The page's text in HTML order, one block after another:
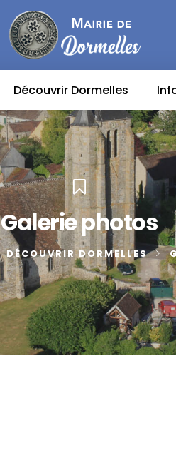
Découvrir Dormelles
Galerie photos
DÉCOUVRIR DORMELLES